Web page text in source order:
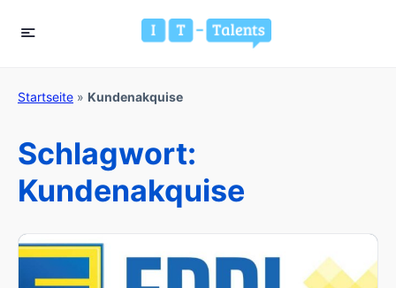
Startseite » Kundenakquise
Schlagwort:
Kundenakquise